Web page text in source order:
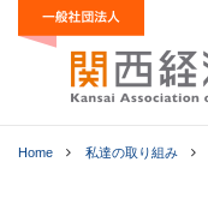
Home 私達の取り組み